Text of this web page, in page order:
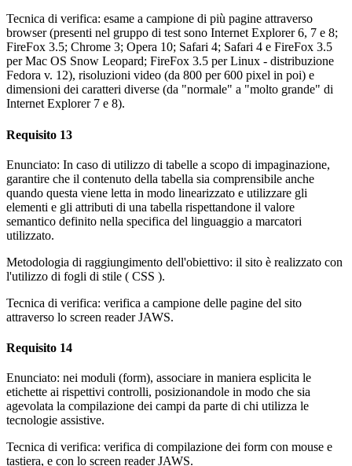
Tecnica di verifica: esame a campione di più pagine attraverso
browser (presenti nel gruppo di test sono Internet Explorer 6, 7 e 8;
FireFox 3.5; Chrome 3; Opera 10; Safari 4; Safari 4 e FireFox 3.5
per Mac OS Snow Leopard; FireFox 3.5 per Linux - distribuzione
Fedora v. 12), risoluzioni video (da 800 per 600 pixel in poi) e
dimensioni dei caratteri diverse (da "normale" a "molto grande" di
Internet Explorer 7 e 8).
Requisito 13
Enunciato: In caso di utilizzo di tabelle a scopo di impaginazione,
garantire che il contenuto della tabella sia comprensibile anche
quando questa viene letta in modo linearizzato e utilizzare gli
elementi e gli attributi di una tabella rispettandone il valore
semantico definito nella specifica del linguaggio a marcatori
utilizzato.
Metodologia di raggiungimento dell'obiettivo: il sito è realizzato con
l'utilizzo di fogli di stile ( CSS ).
Tecnica di verifica: verifica a campione delle pagine del sito
attraverso lo screen reader JAWS.
Requisito 14
Enunciato: nei moduli (form), associare in maniera esplicita le
etichette ai rispettivi controlli, posizionandole in modo che sia
agevolata la compilazione dei campi da parte di chi utilizza le
tecnologie assistive.
Tecnica di verifica: verifica di compilazione dei form con mouse e
tastiera, e con lo screen reader JAWS.